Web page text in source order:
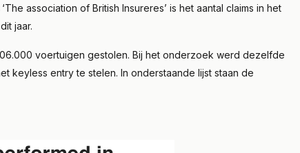
association of British Insureres’ is het aantal claims in het
jaar.
voertuigen gestolen. Bij het onderzoek werd dezelfde
keyless entry te stelen. In onderstaande lijst staan de
celstraf